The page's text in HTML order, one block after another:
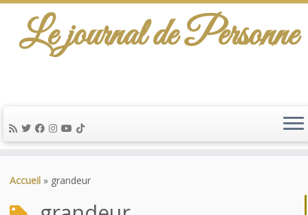
au
Le journal de Personne
Accueil » grandeur